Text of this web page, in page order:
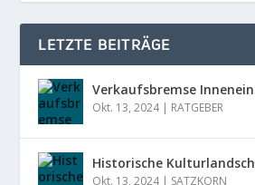
LETZTE BEITRÄGE
Verkaufsbremse
Okt. 13, 2024| RATGEBER
Historische
Okt. 13, 2024| SATZKORN